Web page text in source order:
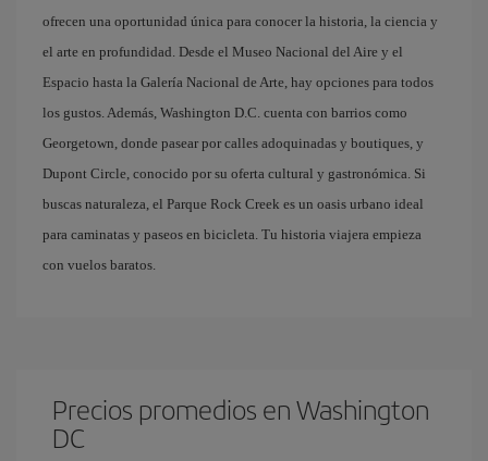
ofrecen una oportunidad única para conocer la historia, la ciencia y
el arte en profundidad. Desde el Museo Nacional del Aire y el
Espacio hasta la Galería Nacional de Arte, hay opciones para todos
los gustos. Además, Washington D.C. cuenta con barrios como
Georgetown, donde pasear por calles adoquinadas y boutiques, y
Dupont Circle, conocido por su oferta cultural y gastronómica. Si
buscas naturaleza, el Parque Rock Creek es un oasis urbano ideal
para caminatas y paseos en bicicleta. Tu historia viajera empieza
con vuelos baratos.
Precios promedios en Washington
DC